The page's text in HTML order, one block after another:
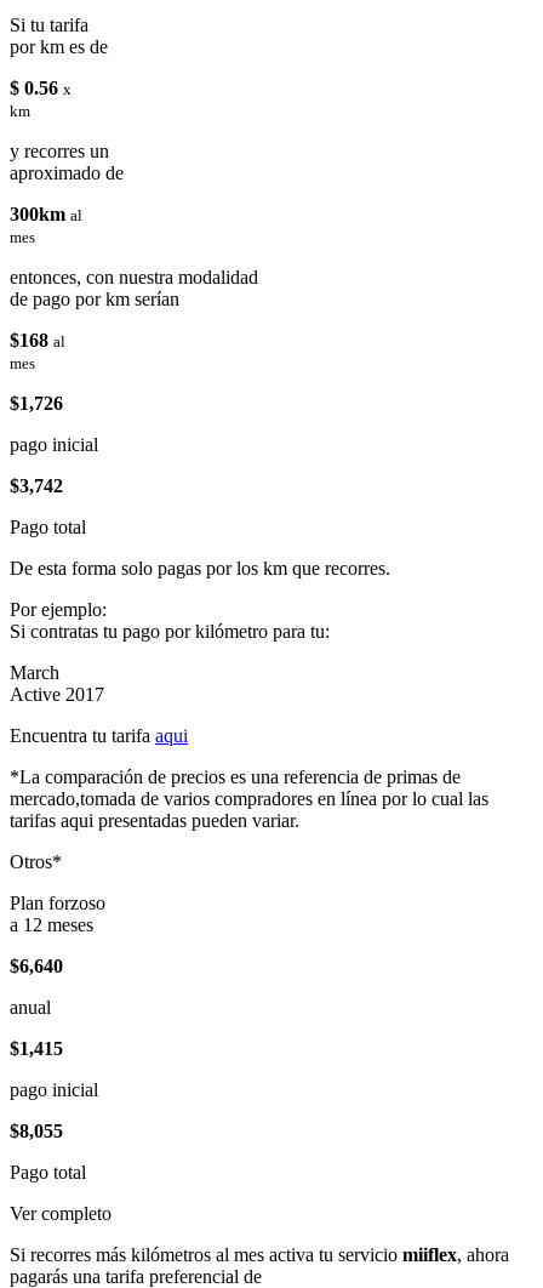
Si tu tarifa
por km es de
$ 0.56 x
km
y recorres un
aproximado de
300km al
mes
entonces, con nuestra modalidad
de pago por km serían
$168 al
mes
$1,726
pago inicial
$3,742
Pago total
De esta forma solo pagas por los km que recorres.
Por ejemplo:
Si contratas tu pago por kilómetro para tu:
March
Active 2017
Encuentra tu tarifa aqui
*La comparación de precios es una referencia de primas de
mercado,tomada de varios compradores en línea por lo cual las
tarifas aqui presentadas pueden variar.
Otros*
Plan forzoso
a 12 meses
$6,640
anual
$1,415
pago inicial
$8,055
Pago total
Ver completo
Si recorres más kilómetros al mes activa tu servicio miiflex, ahora
pagarás una tarifa preferencial de